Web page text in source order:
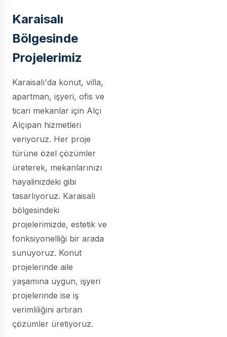
Karaisalı
Bölgesinde
Projelerimiz
Karaisalı'da konut, villa,
apartman, işyeri, ofis ve
ticari mekanlar için Alçı
Alçıpan hizmetleri
veriyoruz. Her proje
türüne özel çözümler
üreterek, mekanlarınızı
hayalinizdeki gibi
tasarlıyoruz. Karaisalı
bölgesindeki
projelerimizde, estetik ve
fonksiyonelliği bir arada
sunuyoruz. Konut
projelerinde aile
yaşamına uygun, işyeri
projelerinde ise iş
verimliliğini artıran
çözümler üretiyoruz.